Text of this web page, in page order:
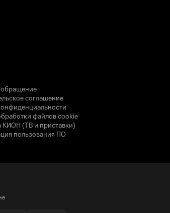
соглашение
файлов cookie
КИОН (ТВ и приставки)
пользования ПО